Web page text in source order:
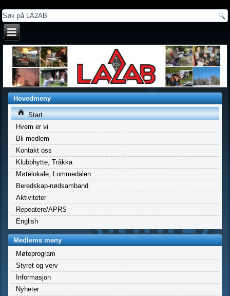
Hovedmeny
Start
Hvem er vi
Bli medlem
Kontakt oss
Klubbhytte, Tråkka
Møtelokale, Lommedalen
Beredskap-nødsamband
Aktiviteter
Repeatere/APRS
English
Medlems meny
Møteprogram
Styret og verv
Informasjon
Nyheter